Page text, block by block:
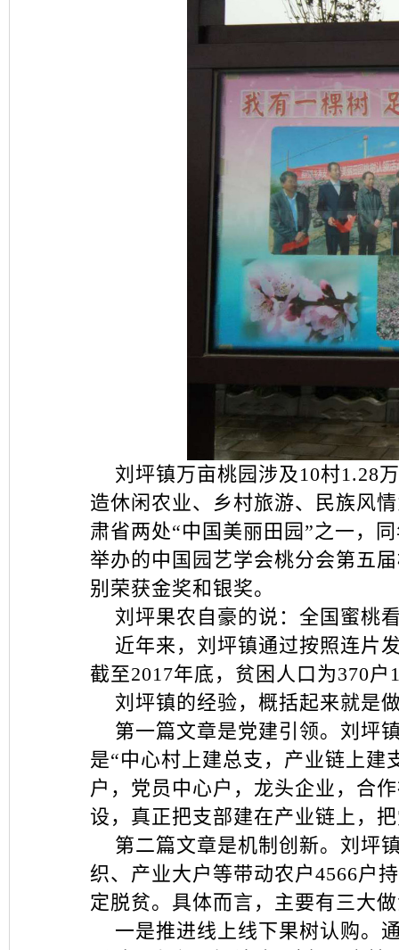
刘坪镇万亩桃园涉及10村1.28
造休闲农业、乡村旅游、民族风
肃省两处“中国美丽田园”之一，
举办的中国园艺学会桃分会第五
别荣获金奖和银奖。
刘坪果农自豪的说：全国蜜桃
近年来，刘坪镇通过按照连片
截至2017年底，贫困人口为370
刘坪镇的经验，概括起来就是
第一篇文章是党建引领。刘坪
是“中心村上建总支，产业链上建
户，党员中心户，龙头企业，合
设，真正把支部建在产业链上，
第二篇文章是机制创新。刘坪
织、产业大户等带动农户4566户
定脱贫。具体而言，主要有三大
一是推进线上线下果树认购。